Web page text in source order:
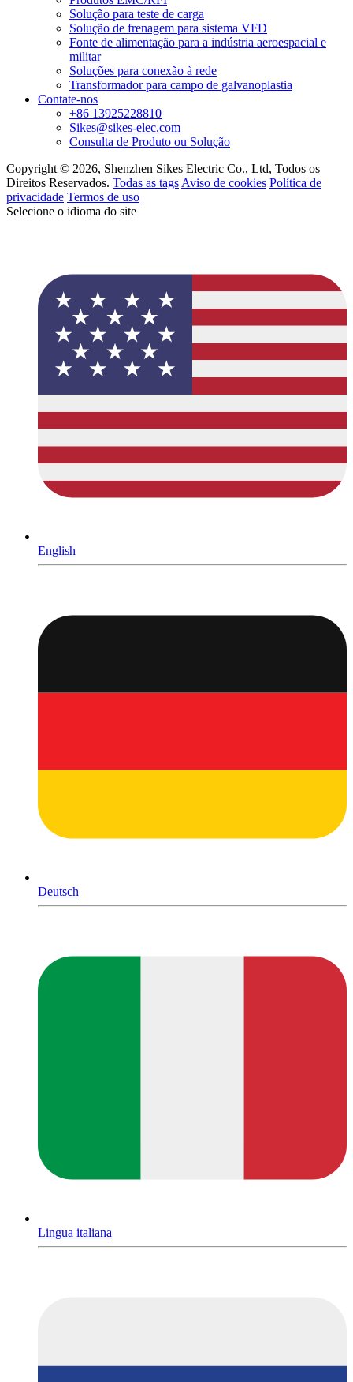
Solução para teste de carga
Solução de frenagem para sistema VFD
Fonte de alimentação para a indústria aeroespacial e
militar
Soluções para conexão à rede
Transformador para campo de galvanoplastia
Contate-nos
+86 13925228810
Sikes@sikes-elec.com
Consulta de Produto ou Solução
Copyright © 2026, Shenzhen Sikes Electric Co., Ltd, Todos os
Direitos Reservados. Todas as tags Aviso de cookies Política de
privacidade Termos de uso
Selecione o idioma do site
English
Deutsch
Lingua italiana